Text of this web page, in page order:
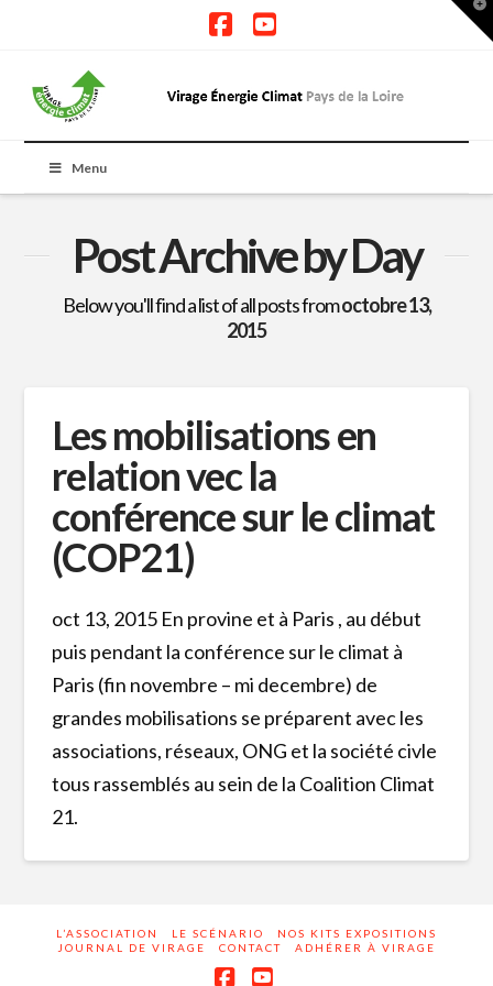
Menu
Post Archive by Day
Below you'll find a list of all posts fromoctobre 13,
2015
Les mobilisations en
relation vec la
conférence sur le climat
(COP21)
oct 13, 2015 En provine et à Paris , au début
puis pendant la conférence sur le climat à
Paris (fin novembre – mi decembre) de
grandes mobilisations se préparent avec les
associations, réseaux, ONG et la société civle
tous rassemblés au sein de la Coalition Climat
21.
L’ASSOCIATION LE SCÉNARIO
NOS KITS EXPOSITIONS
JOURNAL DE VIRAGE
CONTACT ADHÉRER À VIRAGE